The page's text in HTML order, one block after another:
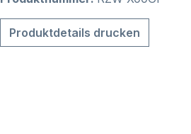
Produktdetails drucken